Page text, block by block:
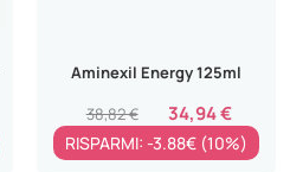
Aminexil Energy 125ml
34,94 €
38,82 €
RISPARMI: -3.88€ (10%)